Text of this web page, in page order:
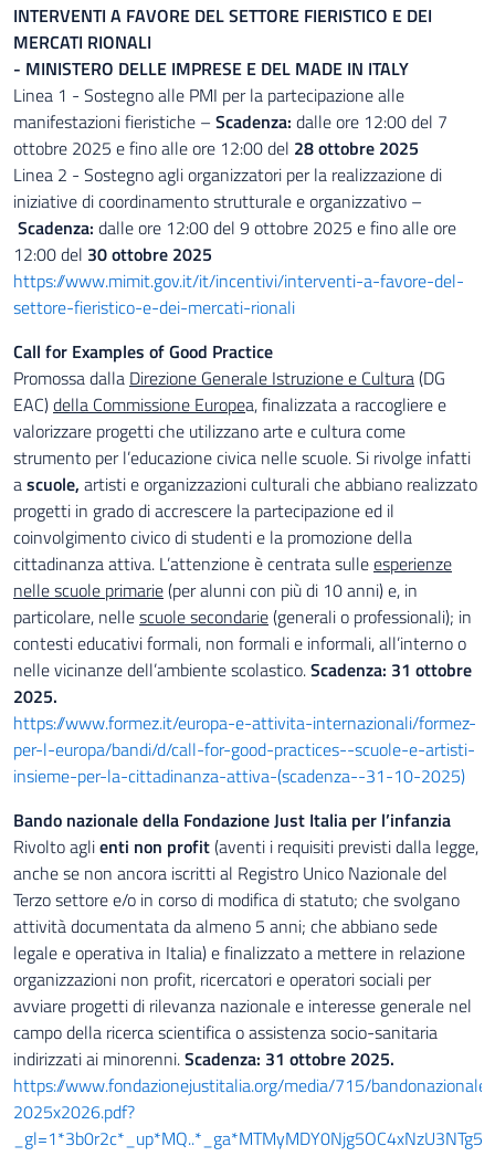
INTERVENTI A FAVORE DEL SETTORE FIERISTICO E DEI
MERCATI RIONALI
- MINISTERO DELLE IMPRESE E DEL MADE IN ITALY
Linea 1 - Sostegno alle PMI per la partecipazione alle
manifestazioni fieristiche – Scadenza: dalle ore 12:00 del 7
ottobre 2025 e fino alle ore 12:00 del 28 ottobre 2025
Linea 2 - Sostegno agli organizzatori per la realizzazione di
iniziative di coordinamento strutturale e organizzativo –
Scadenza: dalle ore 12:00 del 9 ottobre 2025 e fino alle ore
12:00 del 30 ottobre 2025
https://www.mimit.gov.it/it/incentivi/interventi-a-favore-del-
settore-fieristico-e-dei-mercati-rionali
Call for Examples of Good Practice
Promossa dalla Direzione Generale Istruzione e Cultura(DG
EAC)della Commissione Europea, finalizzata a raccogliere e
valorizzare progetti che utilizzano arte e cultura come
strumento per l’educazione civica nelle scuole. Si rivolge infatti
ascuole, artisti e organizzazioni culturali che abbiano realizzato
progetti in grado di accrescere la partecipazione ed il
coinvolgimento civico di studenti e la promozione della
cittadinanza attiva. L’attenzione è centrata sulleesperienze
nelle scuole primarie(per alunni con più di 10 anni) e, in
particolare, nellescuole secondarie(generali o professionali); in
contesti educativi formali, non formali e informali, all’interno o
nelle vicinanze dell’ambiente scolastico.Scadenza: 31 ottobre
2025.
https://www.formez.it/europa-e-attivita-internazionali/formez-
per-l-europa/bandi/d/call-for-good-practices--scuole-e-artisti-
insieme-per-la-cittadinanza-attiva-(scadenza--31-10-2025)
Bando nazionale della Fondazione Just Italia per l’infanzia
Rivolto aglienti non profit(aventi i requisiti previsti dalla legge,
anche se non ancora iscritti al Registro Unico Nazionale del
Terzo settore e/o in corso di modifica di statuto; che svolgano
attività documentata da almeno 5 anni; che abbiano sede
legale e operativa in Italia) e finalizzato a mettere in relazione
organizzazioni non profit, ricercatori e operatori sociali per
avviare progetti di rilevanza nazionale e interesse generale nel
campo della ricerca scientifica o assistenza socio-sanitaria
indirizzati ai minorenni.Scadenza: 31 ottobre 2025.
https://www.fondazionejustitalia.org/media/715/bandonazionale-
2025x2026.pdf?